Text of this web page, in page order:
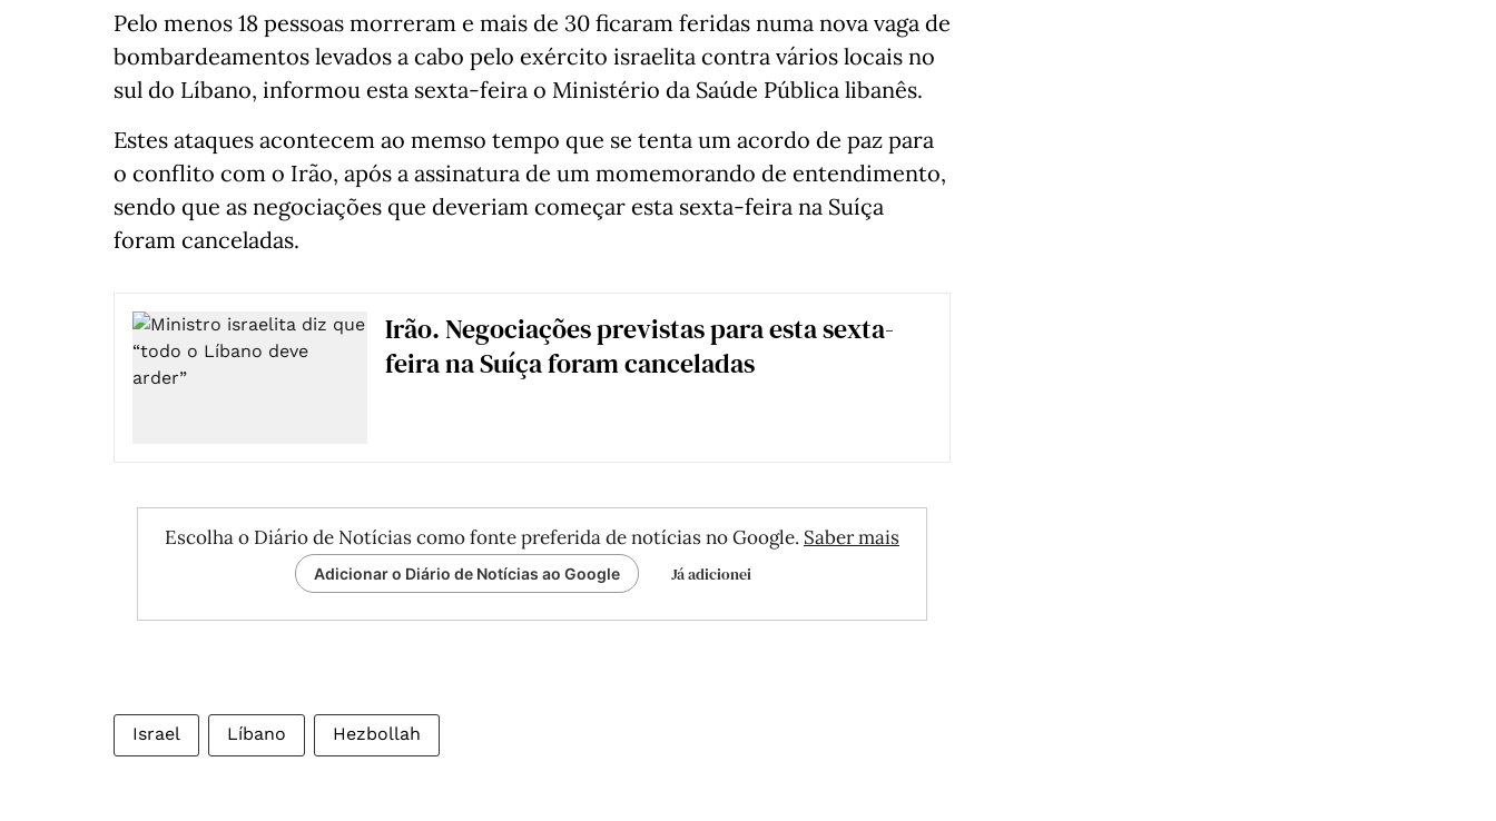
Pelo menos 18 pessoas morreram e mais de 30 ficaram feridas numa nova vaga de
bombardeamentos levados a cabo pelo exército israelita contra vários locais no
sul do Líbano, informou esta sexta-feira o Ministério da Saúde Pública libanês.
Estes ataques acontecem ao memso tempo que se tenta um acordo de paz para
o conflito com o Irão, após a assinatura de um momemorando de entendimento,
sendo que as negociações que deveriam começar esta sexta-feira na Suíça
foram canceladas.
Irão. Negociações previstas para esta sexta-
feira na Suíça foram canceladas
Escolha o Diário de Notícias como fonte preferida de notícias no Google. Saber mais
Adicionar o Diário de Notícias ao Google Já adicionei
Israel Líbano Hezbollah